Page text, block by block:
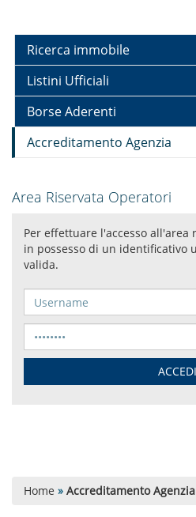
Ricerca immobile
Listini Ufficiali
Borse Aderenti
Accreditamento Agenzia
Home » Accreditamento Agenzia